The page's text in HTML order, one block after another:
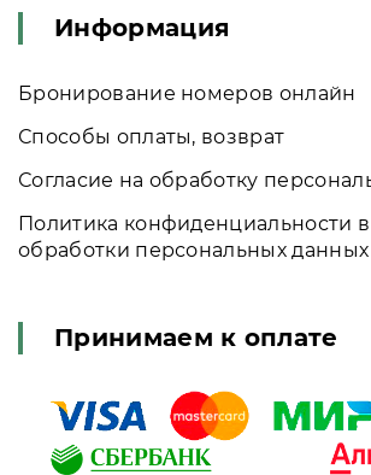
Информация
Бронирование номеров онлайн
Способы оплаты, возврат
Согласие на обработку
Политика конфиденциальности
обработки персональных данных
Принимаем к оплате